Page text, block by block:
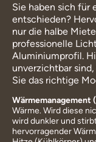
Sie haben sich für
entschieden?
nur die halbe
professionelle
Aluminiumprofil.
unverzichtbar
Sie das richtige
Wärmemanagement
Wärme. Wird diese
wird dunkler und
hervorragender